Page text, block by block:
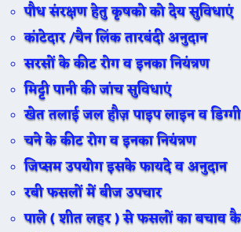
पौध संरक्षण हेतु कृषको को देय सुविधाएं
कांटेदार /चैन लिंक तारबंदी अनुदान
सरसों के कीट रोग व इनका नियंत्रण
मिट्टी पानी की जांच सुविधाएं
खेत तलाई जल हौज़ पाइप लाइन व
चने के कीट रोग व इनका नियंत्रण
जिप्सम उपयोग इसके फायदे व अनुदान
रबी फसलों में बीज उपचार
पाले ( शीत लहर ) से फसलों का बचाव